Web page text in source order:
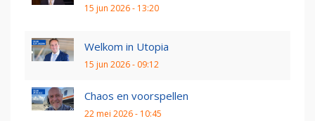
15 jun 2026 - 13:20
Welkom in Utopia
15 jun 2026 - 09:12
Chaos en voorspellen
22 mei 2026 - 10:45